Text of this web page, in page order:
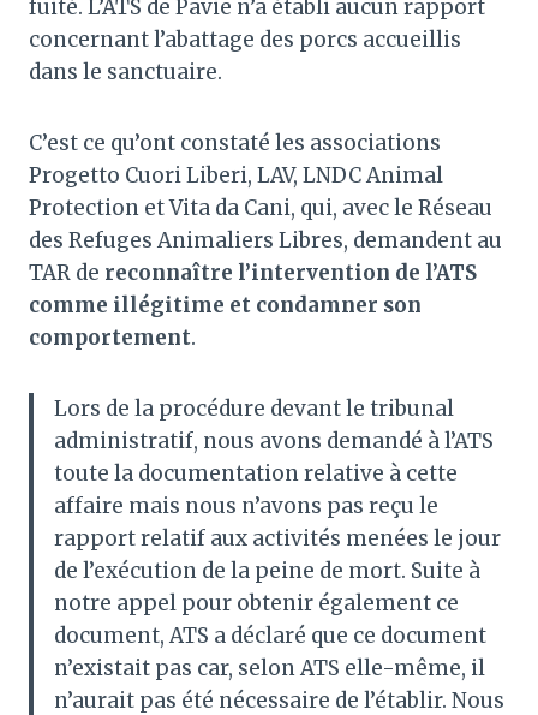
fuité. L’ATS de Pavie n’a établi aucun rapport
concernant l’abattage des porcs accueillis
dans le sanctuaire.
C’est ce qu’ont constaté les associations
Progetto Cuori Liberi, LAV, LNDC Animal
Protection et Vita da Cani, qui, avec le Réseau
des Refuges Animaliers Libres, demandent au
TAR de reconnaître l’intervention de l’ATS
comme illégitime et condamner son
comportement.
Lors de la procédure devant le tribunal
administratif, nous avons demandé à l’ATS
toute la documentation relative à cette
affaire mais nous n’avons pas reçu le
rapport relatif aux activités menées le jour
de l’exécution de la peine de mort. Suite à
notre appel pour obtenir également ce
document, ATS a déclaré que ce document
n’existait pas car, selon ATS elle-même, il
n’aurait pas été nécessaire de l’établir. Nous